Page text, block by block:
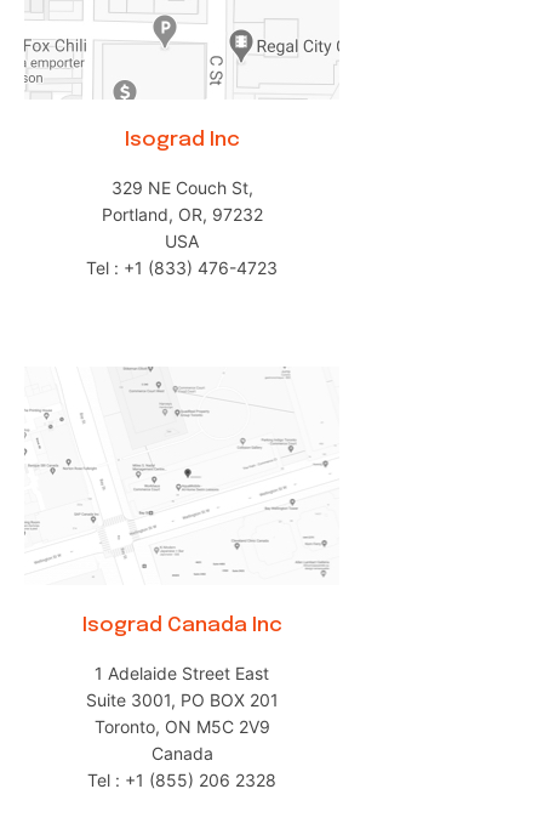
Isograd Inc
329 NE Couch St,
Portland, OR, 97232
USA
Tel : +1 (833) 476-4723
Isograd Canada Inc
1 Adelaide Street East
Suite 3001, PO BOX 201
Toronto, ON M5C 2V9
Canada
Tel : +1 (855) 206 2328